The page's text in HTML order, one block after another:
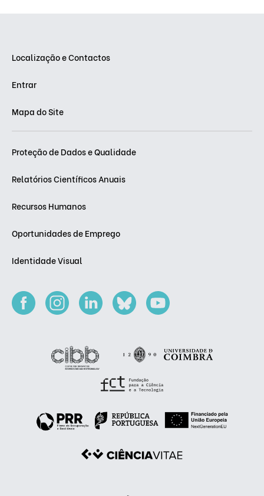
Localização e Contactos
Entrar
Mapa do Site
Proteção de Dados e Qualidade
Relatórios Científicos Anuais
Recursos Humanos
Oportunidades de Emprego
Identidade Visual